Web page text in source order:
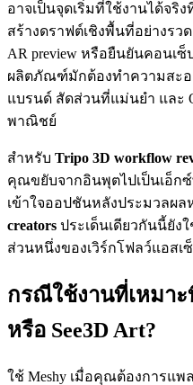
อาจเป็นจุดเริ่มที่ใช้งานได้จ
สร้างดราฟต์เชิงพื้นที่อย่างรว
AR preview หรือยืนยันคอนเ
ผลิตภัณฑ์มักต้องทำความสะ
แบรนด์ สัดส่วนที่แม่นยำ และ
พาณิชย์
สำหรับ Tripo 3D workflow
คุณขยับจากอินพุตไปเป็นเอ็ก
เข้าใจออปชันหลังประมวลผล
creators ประเด็นเดียวกันนี้ยัง
ส่วนหนึ่งของเวิร์กโฟลว์แอสเ
กรณีใช้งานที่เหมาะ
หรือ See3D Art?
ใช้ Meshy เมื่อคุณต้องการแ